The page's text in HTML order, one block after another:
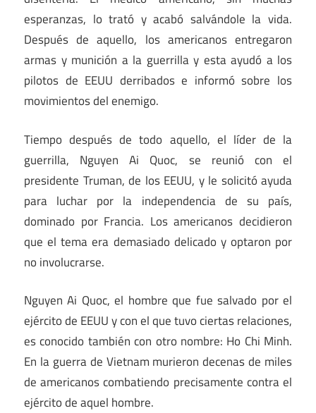
esperanzas, lo trató y acabó salvándole la vida.
Después de aquello, los americanos entregaron
armas y munición a la guerrilla y esta ayudó a los
pilotos de EEUU derribados e informó sobre los
movimientos del enemigo.
Tiempo después de todo aquello, el líder de la
guerrilla, Nguyen Ai Quoc, se reunió con el
presidente Truman, de los EEUU, y le solicitó ayuda
para luchar por la independencia de su país,
dominado por Francia. Los americanos decidieron
que el tema era demasiado delicado y optaron por
no involucrarse.
Nguyen Ai Quoc, el hombre que fue salvado por el
ejército de EEUU y con el que tuvo ciertas relaciones,
es conocido también con otro nombre: Ho Chi Minh.
En la guerra de Vietnam murieron decenas de miles
de americanos combatiendo precisamente contra el
ejército de aquel hombre.